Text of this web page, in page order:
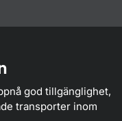
god tillgänglighet,
transporter inom